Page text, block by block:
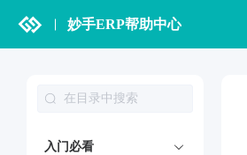
妙手ERP帮助中心
入门必看